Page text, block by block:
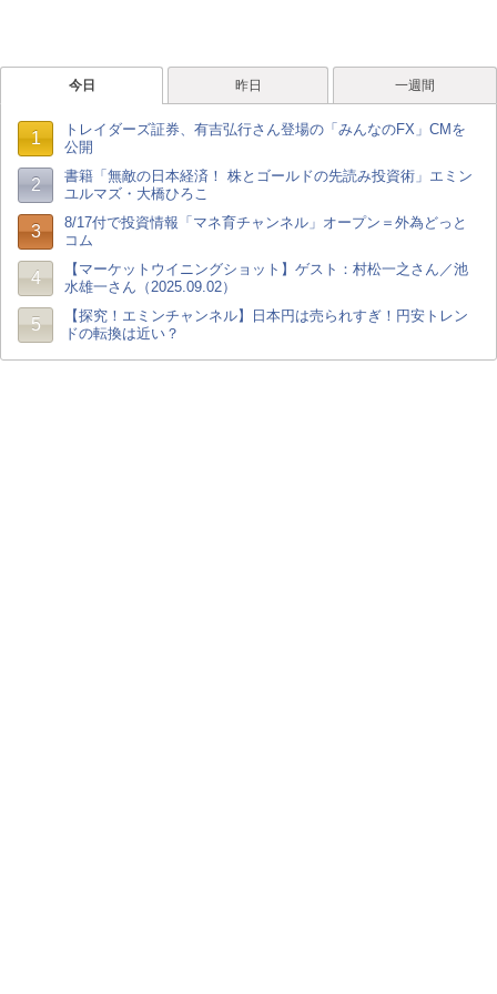
今日 昨日 一週間
1
トレイダーズ証券、有吉弘行さん登場の「みんなのFX」CMを
公開
2
書籍「無敵の日本経済！ 株とゴールドの先読み投資術」エミン
ユルマズ・大橋ひろこ
3
8/17付で投資情報「マネ育チャンネル」オープン＝外為どっと
コム
4
【マーケットウイニングショット】ゲスト：村松一之さん／池
水雄一さん（2025.09.02）
5
【探究！エミンチャンネル】日本円は売られすぎ！円安トレン
ドの転換は近い？